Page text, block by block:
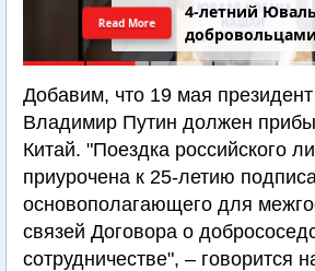
4-летний
добровольцами
Read More
Добавим, что 19 мая
Владимир Путин должен
Китай. "Поездка российского
приурочена к 25-летию
основополагающего для
связей Договора о
сотрудничестве", – говорится